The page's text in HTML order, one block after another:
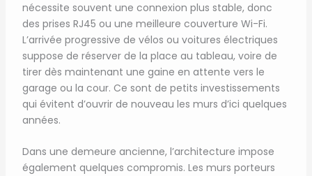
nécessite souvent une connexion plus stable, donc
des prises RJ45 ou une meilleure couverture Wi-Fi.
L’arrivée progressive de vélos ou voitures électriques
suppose de réserver de la place au tableau, voire de
tirer dès maintenant une gaine en attente vers le
garage ou la cour. Ce sont de petits investissements
qui évitent d’ouvrir de nouveau les murs d’ici quelques
années.
Dans une demeure ancienne, l’architecture impose
également quelques compromis. Les murs porteurs